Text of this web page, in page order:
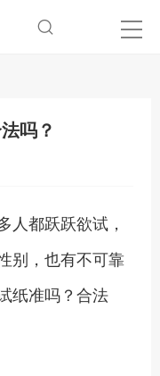
吗？
都跃跃欲试，
别，也有不可靠
纸准吗？合法